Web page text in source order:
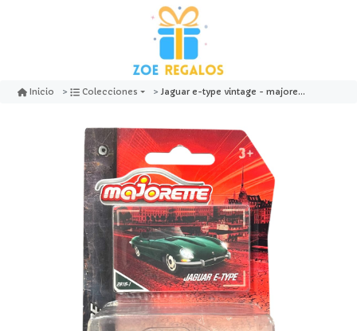
Inicio Colecciones Jaguar e-type vintage - majorette